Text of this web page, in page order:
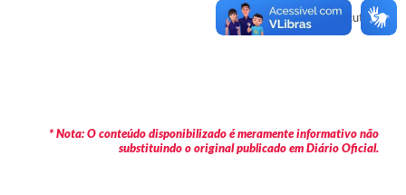
Executivo
* Nota: O conteúdo disponibilizado é meramente informativo não
substituindo o original publicado em Diário Oficial.